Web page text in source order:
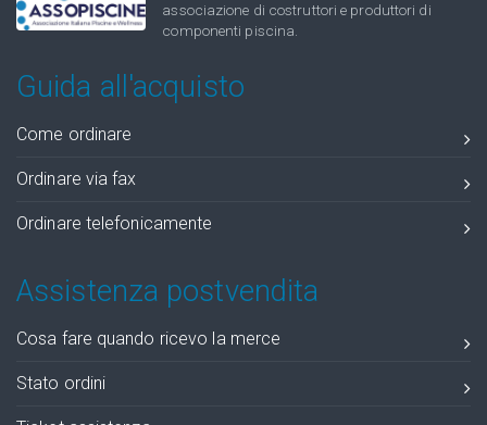
associazione di costruttori e produttori di
componenti piscina.
Guida all'acquisto
Come ordinare
Ordinare via fax
Ordinare telefonicamente
Assistenza postvendita
Cosa fare quando ricevo la merce
Stato ordini